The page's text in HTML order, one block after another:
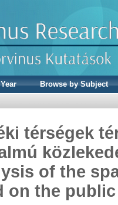
Browse by Subject
térségek
of the
on the